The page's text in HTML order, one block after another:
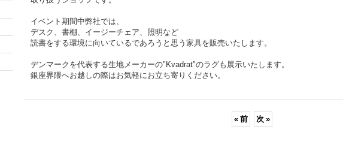
イベント期間中弊社では、
デスク、書棚、イージーチェア、照明など
読書をする環境に向いているであろうと思う家具を販売いたします。
デンマークを代表する生地メーカーの"Kvadrat"のラグも展示いたします。
銀座界隈へお越しの際はお気軽にお立ち寄りください。
« 前 次 »